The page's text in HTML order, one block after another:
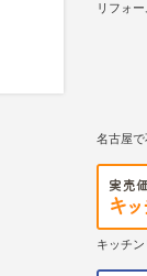
リフォ
名古屋
キッチ